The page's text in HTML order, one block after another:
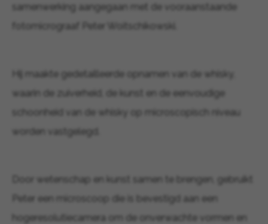
samenwerking aangegaan met de vooraanstaande
fotomicrograaf Peter Woitschikowski.
Hij maakte gedetailleerde opnamen van de whisky,
waarin de zuiverheid, de kunst en de eenvoudige
schoonheid van de whisky op microscopisch niveau
worden vastgelegd.
Door wetenschap en kunst samen te brengen, gebruikt
Peter een microscoop die is bevestigd aan een
hogeresolutiecamera om de onverwachte vormen en